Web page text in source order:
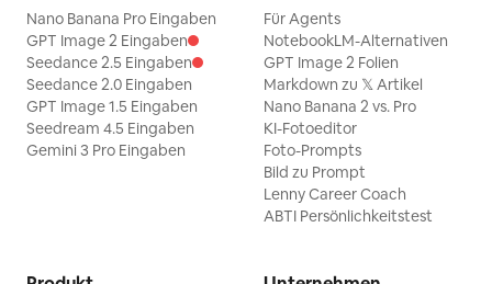
Nano Banana Pro Eingaben
GPT Image 2 Eingaben
Seedance 2.5 Eingaben
Seedance 2.0 Eingaben
GPT Image 1.5 Eingaben
Seedream 4.5 Eingaben
Gemini 3 Pro Eingaben
Für Agents
NotebookLM-Alternativen
GPT Image 2 Folien
Markdown zu 𝕏 Artikel
Nano Banana 2 vs. Pro
KI-Fotoeditor
Foto-Prompts
Bild zu Prompt
Lenny Career Coach
ABTI Persönlichkeitstest